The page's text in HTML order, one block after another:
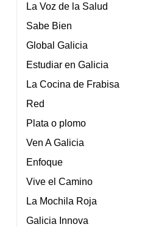
La Voz de la Salud
Sabe Bien
Global Galicia
Estudiar en Galicia
La Cocina de Frabisa
Red
Plata o plomo
Ven A Galicia
Enfoque
Vive el Camino
La Mochila Roja
Galicia Innova